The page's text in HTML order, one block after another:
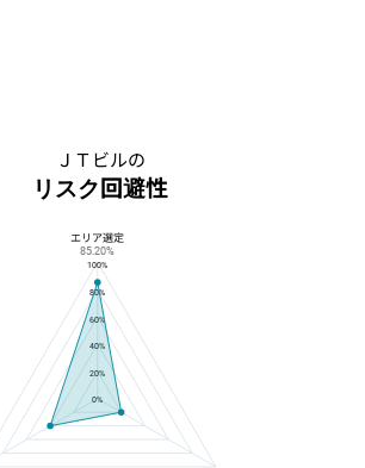
ＪＴビルの
リスク回避性
ＪＴビルのリスク回避性
100%
80%
60%
40%
20%
0%
エリア選定
85.20%